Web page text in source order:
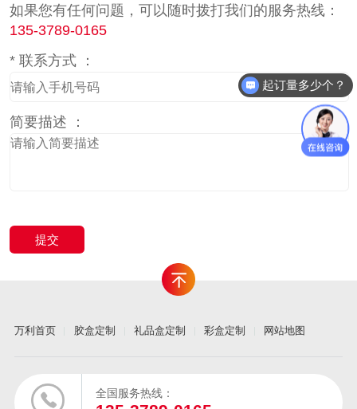
如果您有任何问题，可以随时拨打我们的服务热线：
135-3789-0165
* 联系方式 ：
简要描述 ：
万利首页 胶盒定制 礼品盒定制 彩盒定制 网站地图
全国服务热线：
起订量多少个？